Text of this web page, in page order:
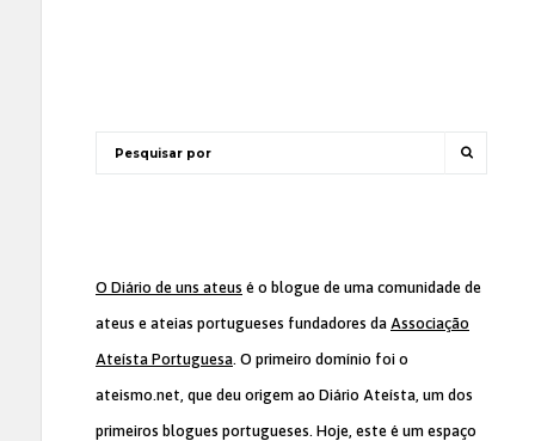
O Diário de uns ateus é o blogue de uma comunidade de
ateus e ateias portugueses fundadores da Associação
Ateísta Portuguesa. O primeiro domínio foi o
ateismo.net, que deu origem ao Diário Ateísta, um dos
primeiros blogues portugueses. Hoje, este é um espaço